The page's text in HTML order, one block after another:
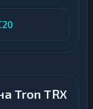
Tron TRX